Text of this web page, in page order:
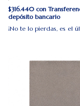
$316.440 con
depósito bancario
¡No te lo pierdas, es el